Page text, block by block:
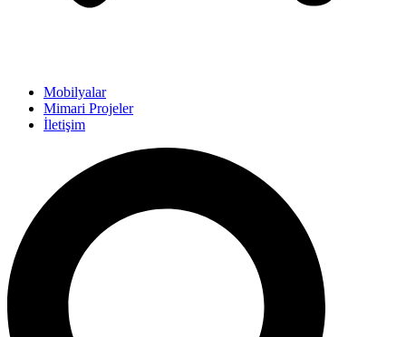
Mobilyalar
Mimari Projeler
İletişim